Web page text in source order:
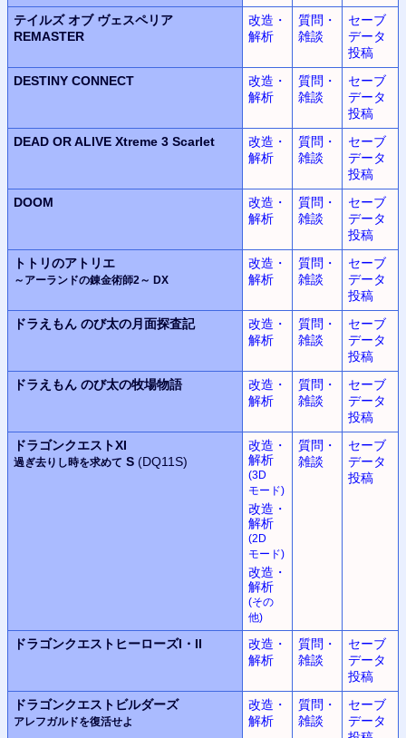
テイルズ オブ ヴェスペリア
REMASTER
改造・
解析
質問・
雑談
セーブ
データ
投稿
DESTINY CONNECT
改造・
解析
質問・
雑談
セーブ
データ
投稿
DEAD OR ALIVE Xtreme 3 Scarlet
改造・
解析
質問・
雑談
セーブ
データ
投稿
DOOM
改造・
解析
質問・
雑談
セーブ
データ
投稿
トトリのアトリエ
～アーランドの錬金術師2～ DX
改造・
解析
質問・
雑談
セーブ
データ
投稿
ドラえもん のび太の月面探査記
改造・
解析
質問・
雑談
セーブ
データ
投稿
ドラえもん のび太の牧場物語
改造・
解析
質問・
雑談
セーブ
データ
投稿
ドラゴンクエストXI
過ぎ去りし時を求めて S (DQ11S)
改造・
解析
(3D
モード)
改造・
解析
(2D
モード)
改造・
解析
(その
他)
質問・
雑談
セーブ
データ
投稿
ドラゴンクエストヒーローズI・II
改造・
解析
質問・
雑談
セーブ
データ
投稿
ドラゴンクエストビルダーズ
アレフガルドを復活せよ
改造・
解析
質問・
雑談
セーブ
データ